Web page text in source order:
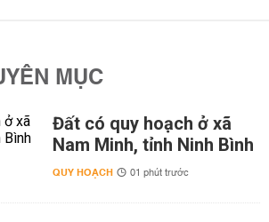
MỤC
Đất có quy hoạch ở xã
Nam Minh, tỉnh Ninh Bình
QUY HOẠCH 01 phút trước